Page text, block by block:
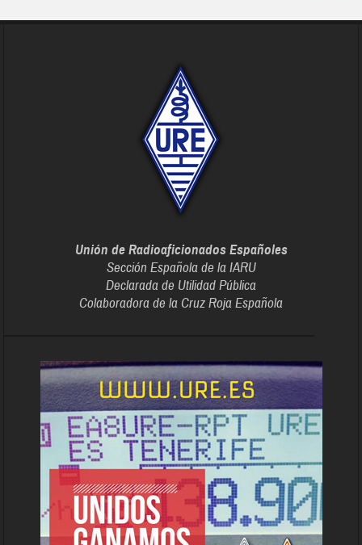
Unión de Radioaficionados Españoles
Sección Española de la IARU
Declarada de Utilidad Pública
Colaboradora de la Cruz Roja Española